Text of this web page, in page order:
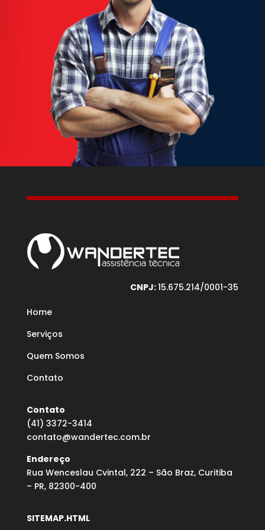
CNPJ:15.675.214/0001-35
Home
Serviços
Quem Somos
Contato
Contato
(41) 3372-3414
contato@wandertec.com.br
Endereço
Rua Wenceslau Cvintal, 222 – São Braz, Curitiba
– PR, 82300-400
SITEMAP.HTML